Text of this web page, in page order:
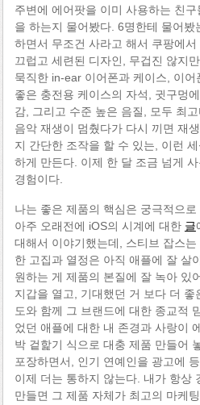
주변에 에어팟을 이미 사용하는 친
을 하는지 물어봤다. 6명한테 물어봤
하면서 무조건 사라고 해서 쿠팡에
끄럽고 세련된 디자인, 무겁진 않지
묵직한 in-ear 이어폰과 케이스, 이
좋은 충전용 케이스의 자석, 귓구멍
감, 그리고 수준 높은 음질, 모두 최
음악 재생이 멈췄다가 다시 끼면 재
지 간단한 조작을 할 수 있는, 이런
하게 만든다. 이제 한 달 조금 넘게
경험이다.
나는 좋은 제품의 핵심은 궁극적으
아주 오래전에 iOS의 시계에 대한 글
대해서 이야기했는데, 스티브 잡스
한 고집과 열정은 아직 애플에 잘 살
원하는 게 제품의 본질에 잘 녹아 있
지갑을 열고, 기대했던 거 보다 더
도와 함께 그 브랜드에 대한 종교적
었던 애플에 대한 내 존경과 사랑이
박 겉핥기 식으로 대충 제품 만들어
포장하면서, 인기 연예인을 광고에
이제 더는 통하지 않는다. 내가 항상
만들면 그 제품 자체가 최고의 마케